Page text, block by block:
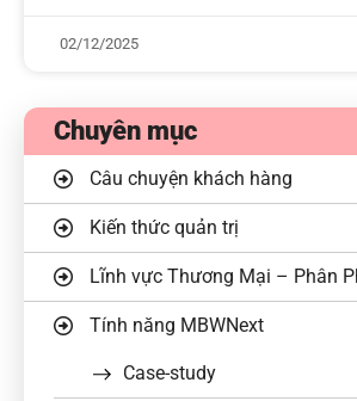
02/12/2025
Chuyên mục
Câu chuyện khách hàng
Kiến thức quản trị
Lĩnh vực Thương Mại – Phân
Tính năng MBWNext
Case-study